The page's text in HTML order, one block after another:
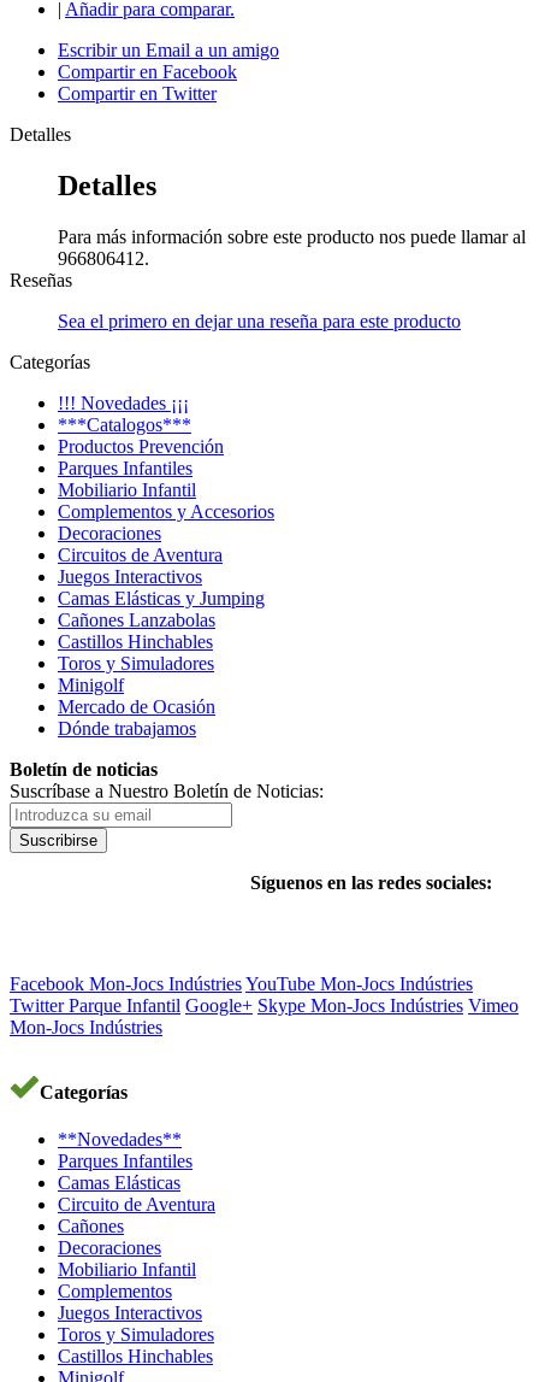
| Añadir para comparar.
Escribir un Email a un amigo
Compartir en Facebook
Compartir en Twitter
Detalles
Detalles
Para más información sobre este producto nos puede llamar al
966806412.
Reseñas
Sea el primero en dejar una reseña para este producto
Categorías
!!! Novedades ¡¡¡
***Catalogos***
Productos Prevención
Parques Infantiles
Mobiliario Infantil
Complementos y Accesorios
Decoraciones
Circuitos de Aventura
Juegos Interactivos
Camas Elásticas y Jumping
Cañones Lanzabolas
Castillos Hinchables
Toros y Simuladores
Minigolf
Mercado de Ocasión
Dónde trabajamos
Boletín de noticias
Suscríbase a Nuestro Boletín de Noticias:
Suscribirse
Síguenos en las redes sociales:
Facebook Mon-Jocs IndústriesYouTube Mon-Jocs Indústries
Twitter Parque Infantil Google+ Skype Mon-Jocs Indústries Vimeo
Mon-Jocs Indústries
Categorías
**Novedades**
Parques Infantiles
Camas Elásticas
Circuito de Aventura
Cañones
Decoraciones
Mobiliario Infantil
Complementos
Juegos Interactivos
Toros y Simuladores
Castillos Hinchables
Minigolf